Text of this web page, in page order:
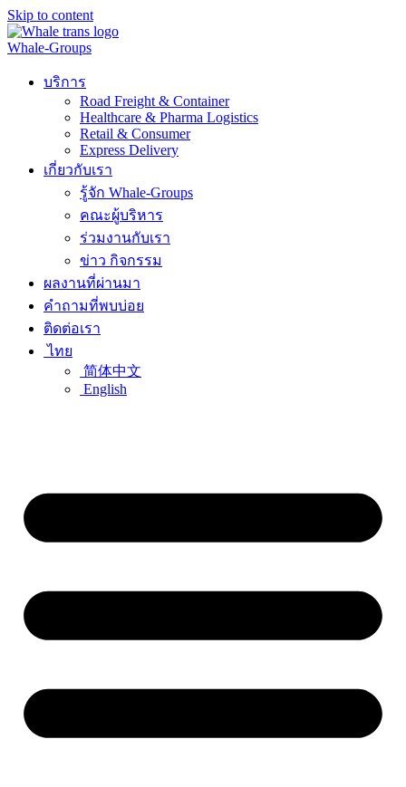
Skip to content
Whale-Groups
บริการ
Road Freight & Container
Healthcare & Pharma Logistics
Retail & Consumer
Express Delivery
เกี่ยวกับเรา
รู้จัก Whale-Groups
คณะผู้บริหาร
ร่วมงานกับเรา
ข่าว กิจกรรม
ผลงานที่ผ่านมา
คำถามที่พบบ่อย
ติดต่อเรา
ไทย
简体中文
English